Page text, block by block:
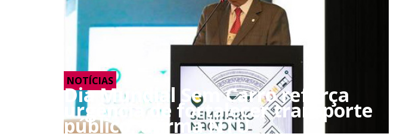
NOTÍCIAS
Dia Mundial Sem Carro reforça
urgência de fortalecer transporte
público, afirma NTU